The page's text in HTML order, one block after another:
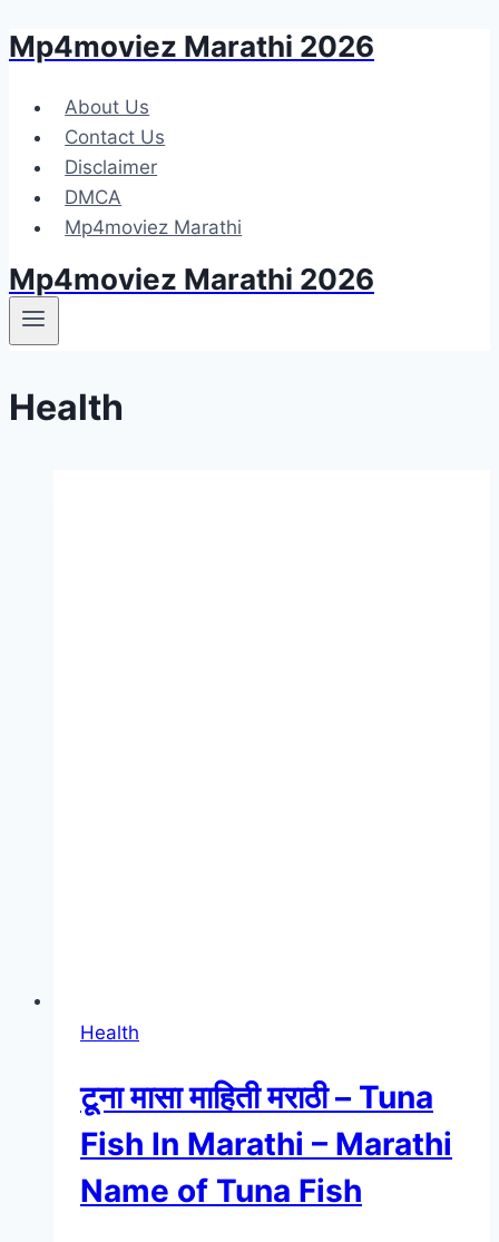
Skip
content
Mp4moviez Marathi 2026
About Us
Contact Us
Disclaimer
DMCA
Mp4moviez Marathi
Mp4moviez Marathi 2026
Health
Health
टूना मासा माहिती मराठी – Tuna
Fish In Marathi – Marathi
Name of Tuna Fish